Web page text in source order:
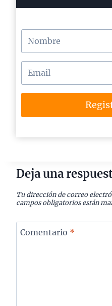
Deja una
Tu dirección de correo
campos obligatorios están
Comentario *